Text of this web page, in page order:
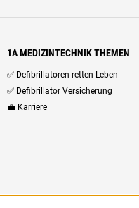
1A MEDIZINTECHNIK THEMEN
✅ Defibrillatoren retten Leben
✅ Defibrillator Versicherung
💼 Karriere